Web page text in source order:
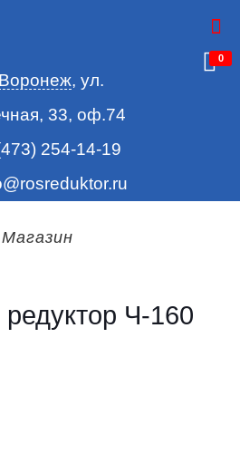
0
Воронеж, ул.
33, оф.74
254-14-19
Магазин
Ч-160